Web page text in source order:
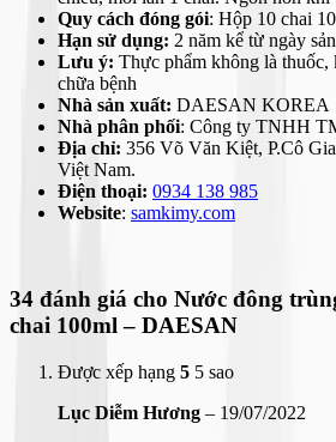
Quy cách đóng gói: Hộp 10 chai
Hạn sử dụng: 2 năm kể từ ngày
Lưu ý: Thực phẩm không là thuốc,
chữa bệnh
Nhà sản xuất: DAESAN KOREA
Nhà phân phối: Công ty TNHH
Địa chỉ: 356 Võ Văn Kiệt, P.Cô
Việt Nam.
Điện thoại: 0934 138 985
Website: samkimy.com
34 đánh giá cho Nước đông
chai 100ml – DAESAN
Được xếp hạng 5 5 sao
Lục Diễm Hương – 19/07/2022